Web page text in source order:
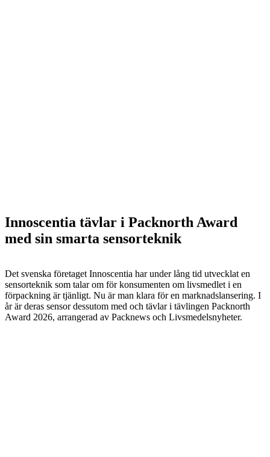
Innoscentia tävlar i Packnorth Award
med sin smarta sensorteknik
Det svenska företaget Innoscentia har under lång tid utvecklat en
sensorteknik som talar om för konsumenten om livsmedlet i en
förpackning är tjänligt. Nu är man klara för en marknadslansering. I
år är deras sensor dessutom med och tävlar i tävlingen Packnorth
Award 2026, arrangerad av Packnews och Livsmedelsnyheter.